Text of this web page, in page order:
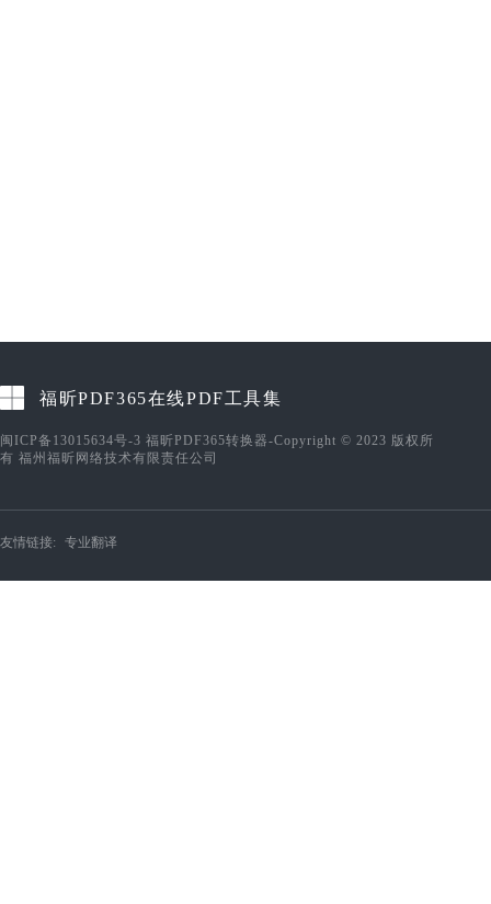
福昕PDF365在线PDF工具集
闽ICP备13015634号-3 福昕PDF365转换器-Copyright © 2023 版权所
有 福州福昕网络技术有限责任公司
友情链接: 专业翻译